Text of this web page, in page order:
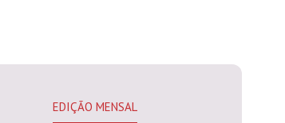
EDIÇÃO MENSAL